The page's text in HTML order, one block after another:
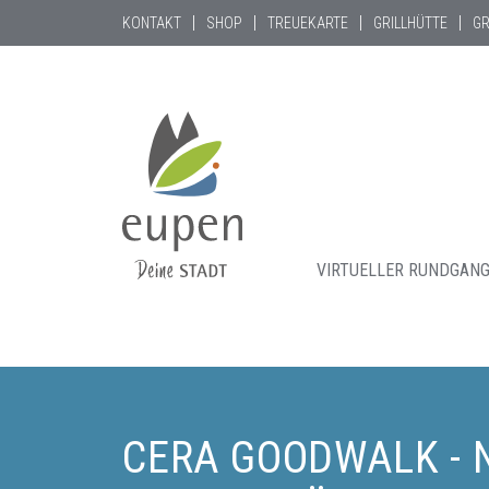
KONTAKT SHOP TREUEKARTE GRILLHÜTTE
für
VIRTUELLER RUNDGANG
CERA GOODWALK -